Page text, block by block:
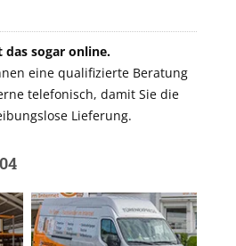
sogar online.
eine qualifizierte Beratung
telefonisch, damit Sie die
Lieferung.